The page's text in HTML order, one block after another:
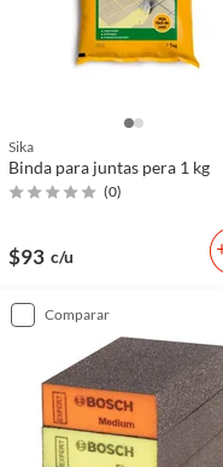
Sika
Binda para juntas pera 1 kg
(0)
$93 c/u
comparar